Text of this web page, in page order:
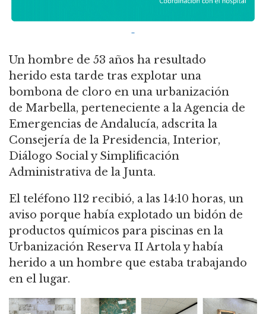
Un hombre de 53 años ha resultado
herido esta tarde tras explotar una
bombona de cloro en una urbanización
de Marbella, perteneciente a la Agencia de
Emergencias de Andalucía, adscrita la
Consejería de la Presidencia, Interior,
Diálogo Social y Simplificación
Administrativa de la Junta.
El teléfono 112 recibió, a las 14:10 horas, un
aviso porque había explotado un bidón de
productos químicos para piscinas en la
Urbanización Reserva II Artola y había
herido a un hombre que estaba trabajando
en el lugar.